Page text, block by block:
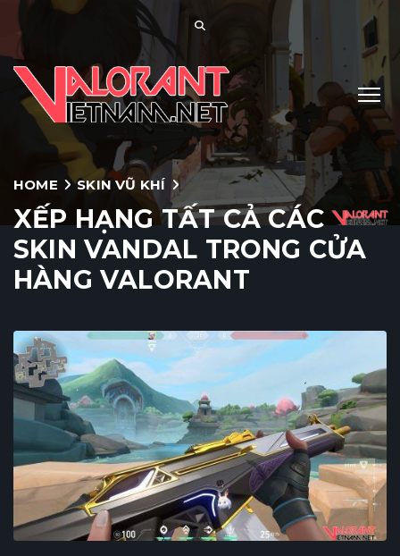
HOME SKIN VŨ KHÍ
XẾP HẠNG TẤT CẢ CÁC
SKIN VANDAL TRONG CỬA
HÀNG VALORANT